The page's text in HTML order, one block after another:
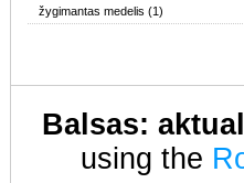
žygimantas medelis (1)
Balsas:
using the